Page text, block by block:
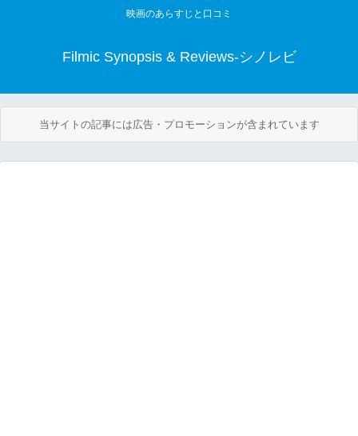
映画のあらすじと口コミ
Filmic Synopsis & Reviews-シノレビ
当サイトの記事には広告・プロモーションが含まれています